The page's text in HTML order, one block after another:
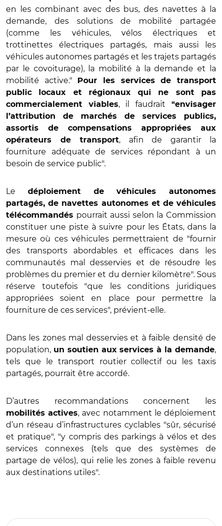
en les combinant avec des bus, des navettes à la
demande, des solutions de mobilité partagée
(comme les véhicules, vélos électriques et
trottinettes électriques partagés, mais aussi les
véhicules autonomes partagés et les trajets partagés
par le covoiturage), la mobilité à la demande et la
mobilité active."
Pour les services de transport
public locaux et régionaux qui ne sont pas
commercialement viables, il faudrait "envisager
l’attribution de marchés de services publics,
assortis de compensations appropriées aux
opérateurs de transport, afin de garantir la
fourniture adéquate de services répondant à un
besoin de service public".
Le
déploiement de véhicules autonomes
partagés, de navettes autonomes et de véhicules
télécommandés pourrait aussi selon la Commission
constituer une piste à suivre pour les États, dans la
mesure où ces véhicules permettraient de "fournir
des transports abordables et efficaces dans les
communautés mal desservies et de résoudre les
problèmes du premier et du dernier kilomètre". Sous
réserve toutefois "que les conditions juridiques
appropriées soient en place pour permettre la
fourniture de ces services", prévient-elle.
Dans les zones mal desservies et à faible densité de
population, un soutien aux services à la demande,
tels que le transport routier collectif ou les taxis
partagés, pourrait être accordé.
D’autres recommandations concernent les
mobilités actives, avec notamment le déploiement
d’un réseau d’infrastructures cyclables "sûr, sécurisé
et pratique", "y compris des parkings à vélos et des
services connexes (tels que des systèmes de
partage de vélos), qui relie les zones à faible revenu
aux destinations utiles".